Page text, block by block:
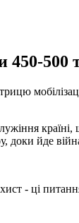
450-500
країні,
доки йде
- ці